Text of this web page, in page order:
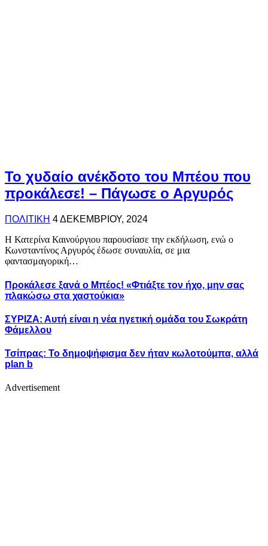
Το χυδαίο ανέκδοτο του Μπέου που
προκάλεσε! – Πάγωσε ο Αργυρός
ΠΟΛΙΤΙΚΗ 4 ΔΕΚΕΜΒΡΊΟΥ, 2024
Η Κατερίνα Καινούργιου παρουσίασε την εκδήλωση, ενώ ο
Κωνσταντίνος Αργυρός έδωσε συναυλία, σε μια
φαντασμαγορική…
Προκάλεσε ξανά ο Μπέος! «Φτιάξτε τον ήχο, μην σας
πλακώσω στα χαστούκια»
ΣΥΡΙΖΑ: Αυτή είναι η νέα ηγετική ομάδα του Σωκράτη
Φάμελλου
Τσίπρας: Το δημοψήφισμα δεν ήταν κωλοτούμπα, αλλά
plan b
Advertisement